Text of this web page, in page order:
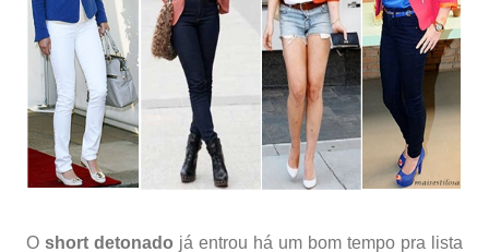
O short detonado já entrou há um bom tempo pra lista